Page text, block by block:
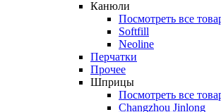
Канюли
Посмотреть все
Softfill
Neoline
Перчатки
Прочее
Шприцы
Посмотреть все
Changzhou Jinlong